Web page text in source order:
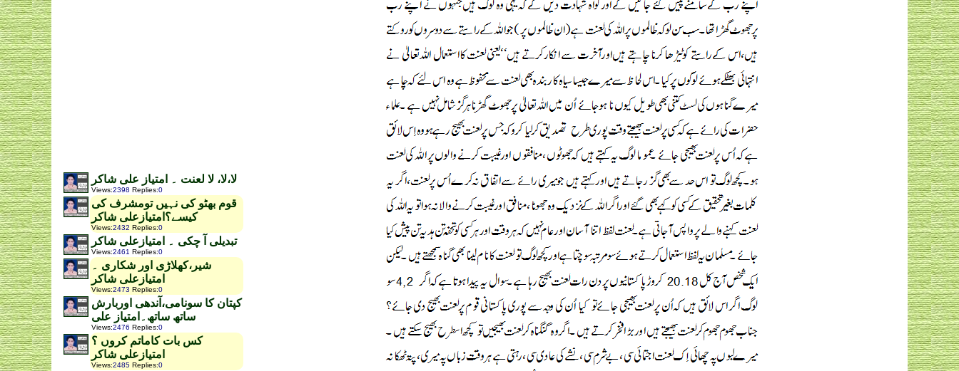
لا،لا، لا لعنت ۔ امتیاز علی شاکر
Views:2398 Replies:0
قوم بھٹو کی نہیں تومشرف کی
کیسے؟امتیازعلی شاکر
Views:2432 Replies:0
تبدیلی آ چکی ۔ امتیازعلی شاکر
Views:2461 Replies:0
شیر،کھلاڑی اور شکاری ۔
امتیازعلی شاکر
Views:2473 Replies:0
کپتان کا سونامی،آندھی اوربارش
ساتھ ساتھ۔امتیاز علی
Views:2476 Replies:0
کس بات کاماتم کروں ؟
امتیازعلی شاکر
Views:2485 Replies:0